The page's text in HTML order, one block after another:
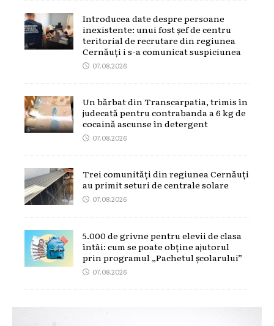
Introducea date despre persoane
inexistente: unui fost șef de centru
teritorial de recrutare din regiunea
Cernăuți i s-a comunicat suspiciunea
07.08.2026
Un bărbat din Transcarpatia, trimis în
judecată pentru contrabanda a 6 kg de
cocaină ascunse în detergent
07.08.2026
Trei comunități din regiunea Cernăuți
au primit seturi de centrale solare
07.08.2026
5.000 de grivne pentru elevii de clasa
întâi: cum se poate obține ajutorul
prin programul „Pachetul școlarului”
07.08.2026